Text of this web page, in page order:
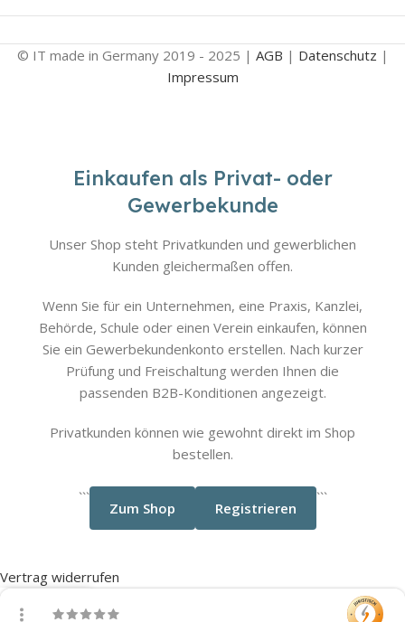
© IT made in Germany 2019 - 2025 | AGB | Datenschutz |
Impressum
Einkaufen als Privat- oder
Gewerbekunde
Unser Shop steht Privatkunden und gewerblichen
Kunden gleichermaßen offen.
Wenn Sie für ein Unternehmen, eine Praxis, Kanzlei,
Behörde, Schule oder einen Verein einkaufen, können
Sie ein Gewerbekundenkonto erstellen. Nach kurzer
Prüfung und Freischaltung werden Ihnen die
passenden B2B-Konditionen angezeigt.
Privatkunden können wie gewohnt direkt im Shop
bestellen.
```
Zum Shop Registrieren
```
Vertrag widerrufen